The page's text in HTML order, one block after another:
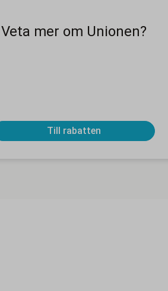
Veta mer om Unionen?
Till rabatten